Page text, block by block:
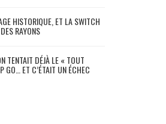
HISTORIQUE, ET LA SWITCH
RAYONS
TENTAIT DÉJÀ LE « TOUT
GO… ET C’ÉTAIT UN ÉCHEC